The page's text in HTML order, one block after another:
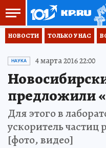
НОВОСТИ ТОЛЬКО У НАС
НАУКА 4 марта 2016 22:00
предложили
Для этого в
ускоритель частиц
[фото, видео]